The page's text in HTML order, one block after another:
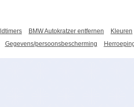
BMW Autokratzer entfernen
Kleuren
Gegevens/persoonsbescherming